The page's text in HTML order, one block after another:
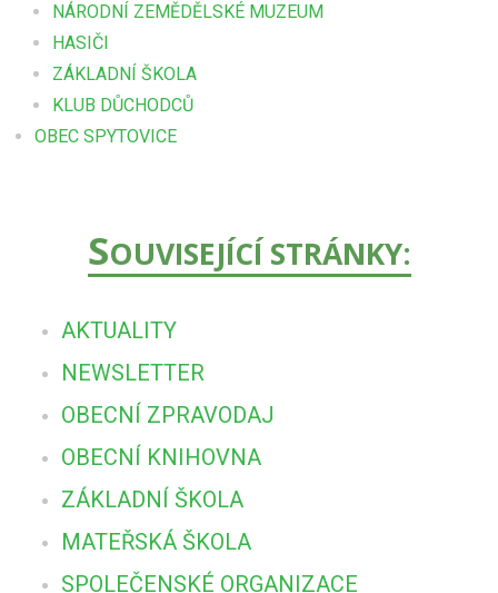
NÁRODNÍ ZEMĚDĚLSKÉ MUZEUM
HASIČI
ZÁKLADNÍ ŠKOLA
KLUB DŮCHODCŮ
OBEC SPYTOVICE
SOUVISEJÍCÍ STRÁNKY:
AKTUALITY
NEWSLETTER
OBECNÍ ZPRAVODAJ
OBECNÍ KNIHOVNA
ZÁKLADNÍ ŠKOLA
MATEŘSKÁ ŠKOLA
SPOLEČENSKÉ ORGANIZACE